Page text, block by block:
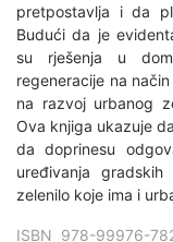
pretpostavlja i da
Budući da je
su rješenja u
regeneracije na
na razvoj urbanog
Ova knjiga ukazuje
da doprinesu
uređivanja
zelenilo koje ima i
ISBN 978-